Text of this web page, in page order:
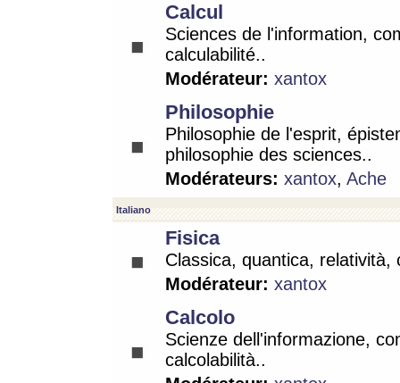
Calcul
Sciences de l'information,
calculabilité..
Modérateur: xantox
Philosophie
Philosophie de l'esprit,
philosophie des sciences..
Modérateurs: xantox, Ache
Italiano
Fisica
Classica, quantica, relatività,
Modérateur: xantox
Calcolo
Scienze dell'informazione,
calcolabilità..